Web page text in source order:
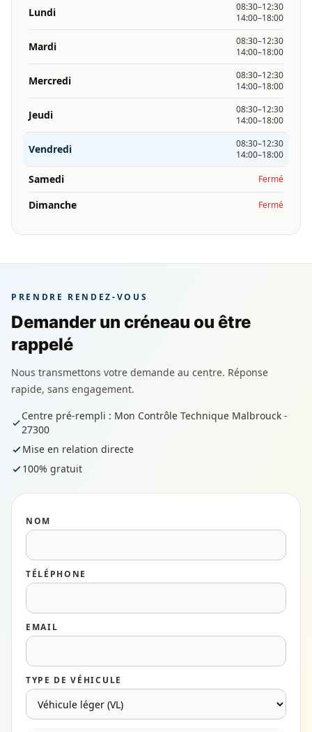
Lundi
08:30–12:30
14:00–18:00
Mardi
08:30–12:30
14:00–18:00
Mercredi
08:30–12:30
14:00–18:00
Jeudi
08:30–12:30
14:00–18:00
Vendredi
08:30–12:30
14:00–18:00
Samedi Fermé
Dimanche Fermé
PRENDRE RENDEZ-VOUS
Demander un créneau ou être
rappelé
Nous transmettons votre demande au centre. Réponse
rapide, sans engagement.
Centre pré-rempli : Mon Contrôle Technique Malbrouck -
27300
Mise en relation directe
100% gratuit
NOM
TÉLÉPHONE
EMAIL
TYPE DE VÉHICULE